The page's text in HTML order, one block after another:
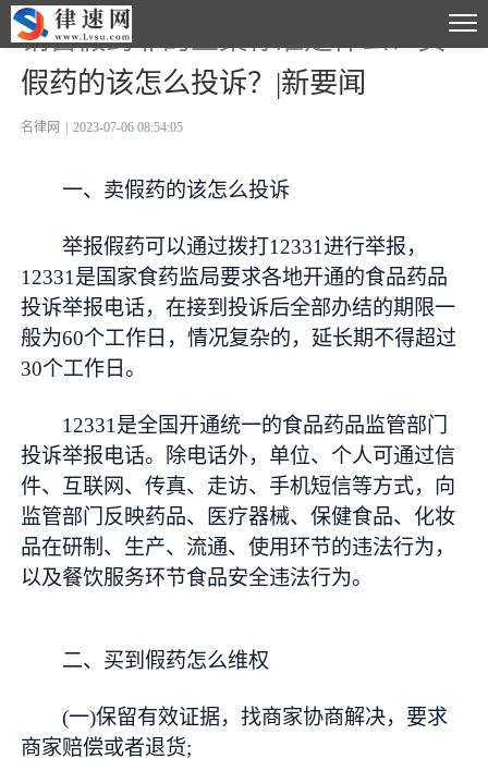
销售假药罪的立案标准是什么？卖
假药的该怎么投诉？|新要闻
名律网 2023-07-06 08:54:05
一、卖假药的该怎么投诉
举报假药可以通过拨打12331进行举报，
12331是国家食药监局要求各地开通的食品药品
投诉举报电话，在接到投诉后全部办结的期限一
般为60个工作日，情况复杂的，延长期不得超过
30个工作日。
12331是全国开通统一的食品药品监管部门
投诉举报电话。除电话外，单位、个人可通过信
件、互联网、传真、走访、手机短信等方式，向
监管部门反映药品、医疗器械、保健食品、化妆
品在研制、生产、流通、使用环节的违法行为，
以及餐饮服务环节食品安全违法行为。
二、买到假药怎么维权
(一)保留有效证据，找商家协商解决，要求
商家赔偿或者退货;